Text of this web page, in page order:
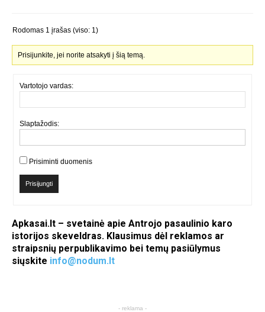
Rodomas 1 įrašas (viso: 1)
Prisijunkite, jei norite atsakyti į šią temą.
Vartotojo vardas:
Slaptažodis:
Prisiminti duomenis
Prisijungti
Apkasai.lt – svetainė apie Antrojo pasaulinio karo
istorijos skeveldras. Klausimus dėl reklamos ar
straipsnių perpublikavimo bei temų pasiūlymus
siųskite info@nodum.lt
- reklama -